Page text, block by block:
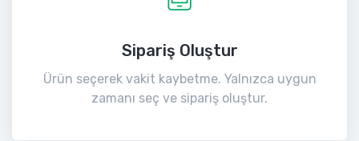
Sipariş Oluştur
Ürün seçerek vakit kaybetme. Yalnızca uygun
zamanı seç ve sipariş oluştur.